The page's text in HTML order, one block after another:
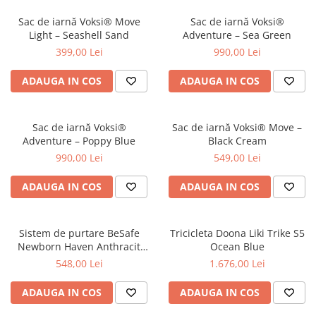
Consultanta Instalare
Jucarii de tras
Jucarii din plus
Jucarii pentru baie
Sac de iarnă Voksi® Move
Light – Seashell Sand
399,00 Lei
ADAUGA IN COS
Sac de iarnă Voksi®
Adventure – Sea Green
990,00 Lei
ADAUGA IN COS
Sac de iarnă Voksi®
Adventure – Poppy Blue
990,00 Lei
ADAUGA IN COS
Sac de iarnă Voksi® Move –
Black Cream
549,00 Lei
ADAUGA IN COS
Sistem de purtare BeSafe
Newborn Haven Anthracit
Forest
548,00 Lei
ADAUGA IN COS
Tricicleta Doona Liki Trike S5
Ocean Blue
1.676,00 Lei
ADAUGA IN COS